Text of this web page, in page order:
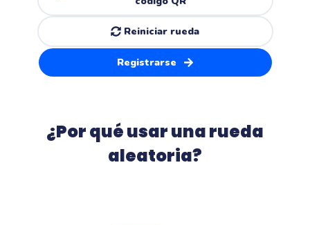
Reiniciar rueda
Registrarse
¿Por qué usar una rueda
aleatoria?